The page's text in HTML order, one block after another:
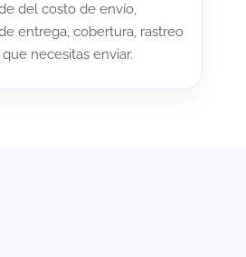
del costo de envío,
entrega, cobertura, rastreo
necesitas enviar.